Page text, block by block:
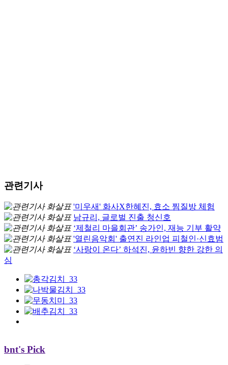
관련기사
'미우새' 화사X한혜진, 효소 찜질방 체험
남규리, 글로벌 진출 청신호
‘제철리 마을회관’ 송가인, 재능 기부 활약
'열린음악회' 출연진 라인업 피철인·신효범
‘사랑이 온다’ 하석진, 윤하빈 향한 강한 의
심
bnt's Pick